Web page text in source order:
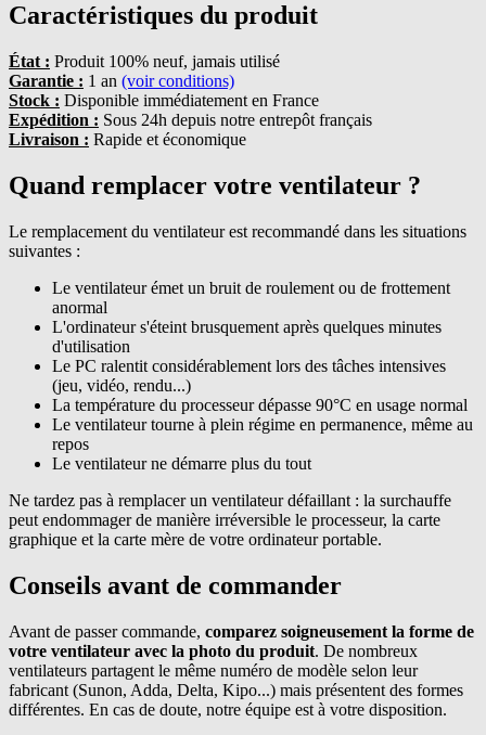
Caractéristiques du produit
État : Produit 100% neuf, jamais utilisé
Garantie : 1 an (voir conditions)
Stock : Disponible immédiatement en France
Expédition : Sous 24h depuis notre entrepôt français
Livraison : Rapide et économique
Quand remplacer votre ventilateur ?
Le remplacement du ventilateur est recommandé dans les situations
suivantes :
Le ventilateur émet un bruit de roulement ou de frottement
anormal
L'ordinateur s'éteint brusquement après quelques minutes
d'utilisation
Le PC ralentit considérablement lors des tâches intensives
(jeu, vidéo, rendu...)
La température du processeur dépasse 90°C en usage normal
Le ventilateur tourne à plein régime en permanence, même au
repos
Le ventilateur ne démarre plus du tout
Ne tardez pas à remplacer un ventilateur défaillant : la surchauffe
peut endommager de manière irréversible le processeur, la carte
graphique et la carte mère de votre ordinateur portable.
Conseils avant de commander
Avant de passer commande, comparez soigneusement la forme de
votre ventilateur avec la photo du produit. De nombreux
ventilateurs partagent le même numéro de modèle selon leur
fabricant (Sunon, Adda, Delta, Kipo...) mais présentent des formes
différentes. En cas de doute, notre équipe est à votre disposition.